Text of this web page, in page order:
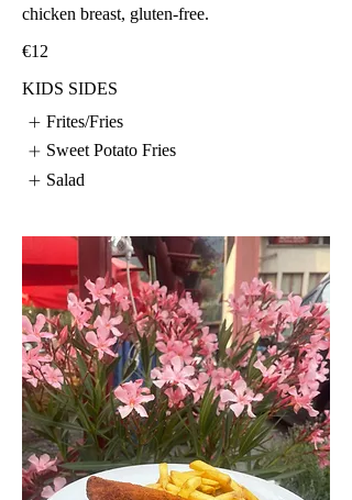
chicken breast, gluten-free.
€12
KIDS SIDES
Frites/Fries
Sweet Potato Fries
Salad